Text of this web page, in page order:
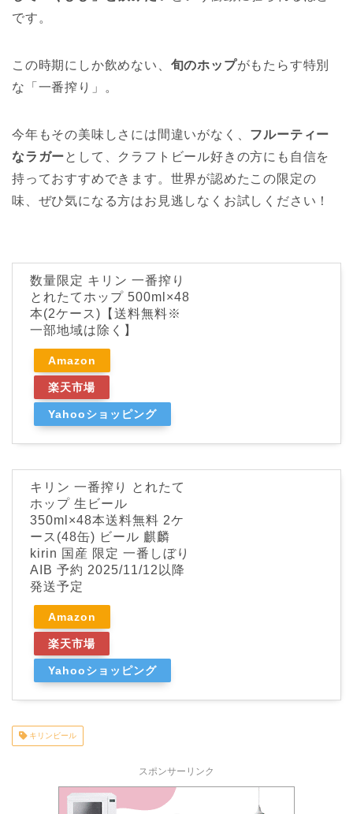
です。
この時期にしか飲めない、 旬のホップがもたらす特別
な「一番搾り」。
今年もその美味しさには間違いがなく、 フルーティー
なラガーとして、クラフトビール好きの方にも自信を
持っておすすめできます。世界が認めたこの限定の
味、ぜひ気になる方はお見逃しなくお試しください！
数量限定 キリン 一番搾り
とれたてホップ 500ml×48
本(2ケース)【送料無料※
一部地域は除く】
Amazon
楽天市場
Yahooショッピング
キリン 一番搾り とれたて
ホップ 生ビール
350ml×48本送料無料 2ケ
ース(48缶) ビール 麒麟
kirin 国産 限定 一番しぼり
AIB 予約 2025/11/12以降
発送予定
Amazon
楽天市場
Yahooショッピング
キリンビール
スポンサーリンク